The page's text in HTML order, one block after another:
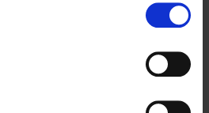
Bonds = Building